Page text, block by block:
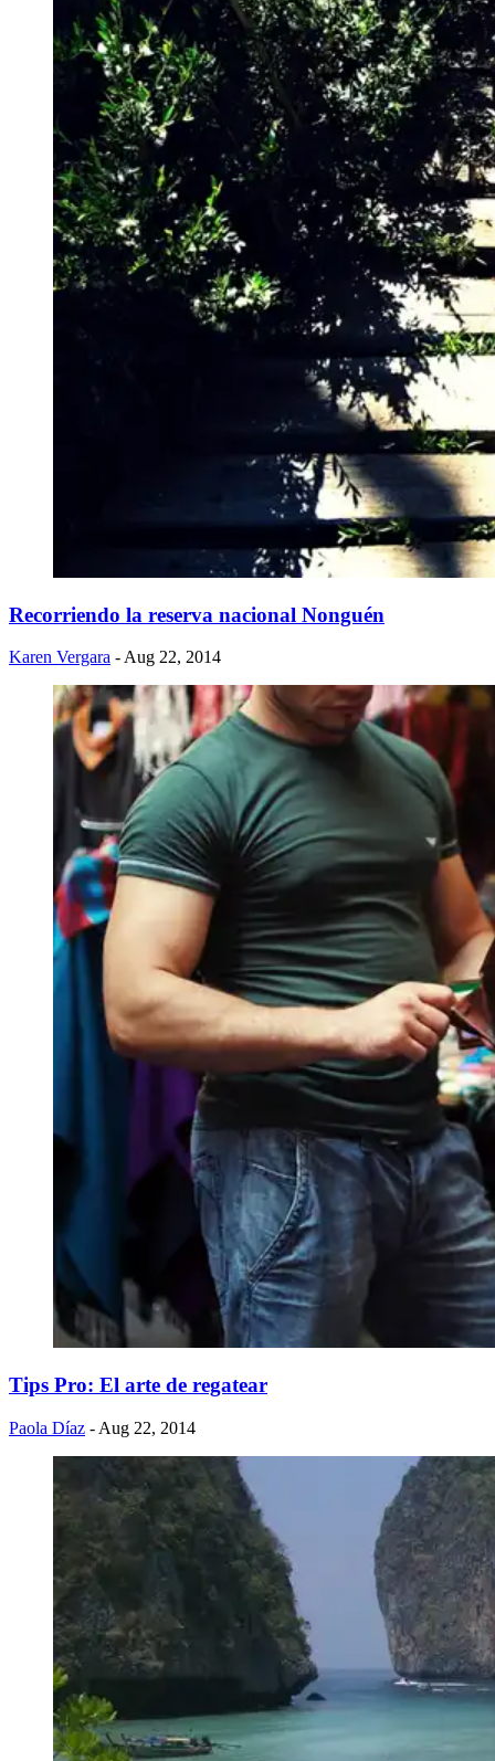
Recorriendo la reserva nacional Nonguén
Karen Vergara - Aug 22, 2014
Tips Pro: El arte de regatear
Paola Díaz - Aug 22, 2014